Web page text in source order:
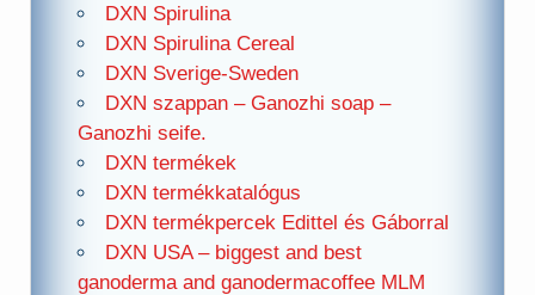
DXN Spirulina
DXN Spirulina Cereal
DXN Sverige-Sweden
DXN szappan – Ganozhi soap –
Ganozhi seife.
DXN termékek
DXN termékkatalógus
DXN termékpercek Edittel és Gáborral
DXN USA – biggest and best
ganoderma and ganodermacoffee MLM